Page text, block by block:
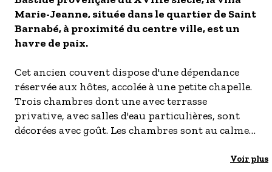
- Les établissements Accueil vélo
LES OFFRES MYPROVENCE
Marie-Jeanne, située dans le quartier de Saint
Barnabé, à proximité du centre ville, est un
havre de paix.
Cet ancien couvent dispose d'une dépendance
réservée aux hôtes, accolée à une petite chapelle.
Trois chambres dont une avec terrasse
privative, avec salles d'eau particulières, sont
décorées avec goût. Les chambres sont au calme,
On peut prendre un agréable petit déjeuner dans
Voir plus